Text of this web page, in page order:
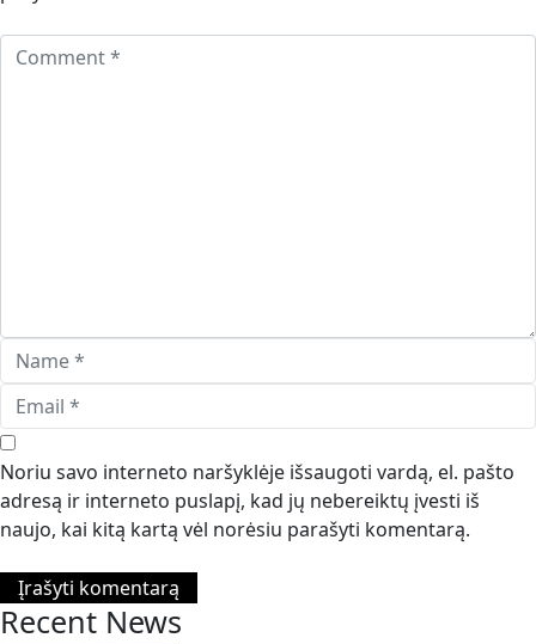
Noriu savo interneto naršyklėje išsaugoti vardą, el. pašto
adresą ir interneto puslapį, kad jų nebereiktų įvesti iš
naujo, kai kitą kartą vėl norėsiu parašyti komentarą.
Recent News